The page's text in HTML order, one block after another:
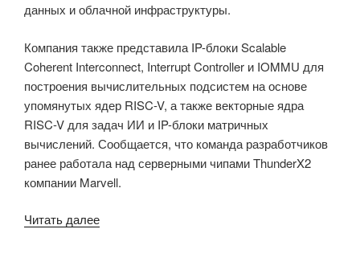
данных и облачной инфраструктуры.
Компания также представила IP-блоки Scalable
Coherent Interconnect, Interrupt Controller и IOMMU для
построения вычислительных подсистем на основе
упомянутых ядер RISC-V, а также векторные ядра
RISC-V для задач ИИ и IP-блоки матричных
вычислений. Сообщается, что команда разработчиков
ранее работала над серверными чипами ThunderX2
компании Marvell.
Читать далее«Akeana